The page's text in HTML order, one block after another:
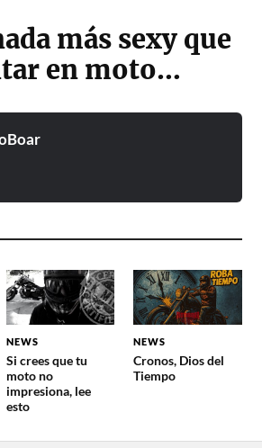
más sexy que
en moto…
NEWS
Si crees que tu
moto no
impresiona, lee
esto
NEWS
Cronos, Dios del
Tiempo